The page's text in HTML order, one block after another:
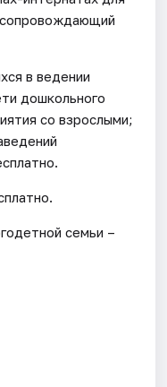
сопровождающий
в ведении
дошкольного
со взрослыми;
семьи –